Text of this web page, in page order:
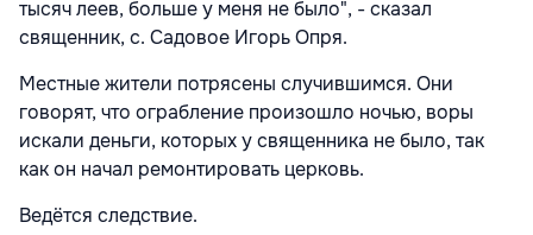
тысяч леев, больше у меня не было", - сказал
священник, с. Садовое Игорь Опря.
Местные жители потрясены случившимся. Они
говорят, что ограбление произошло ночью, воры
искали деньги, которых у священника не было, так
как он начал ремонтировать церковь.
Ведётся следствие.